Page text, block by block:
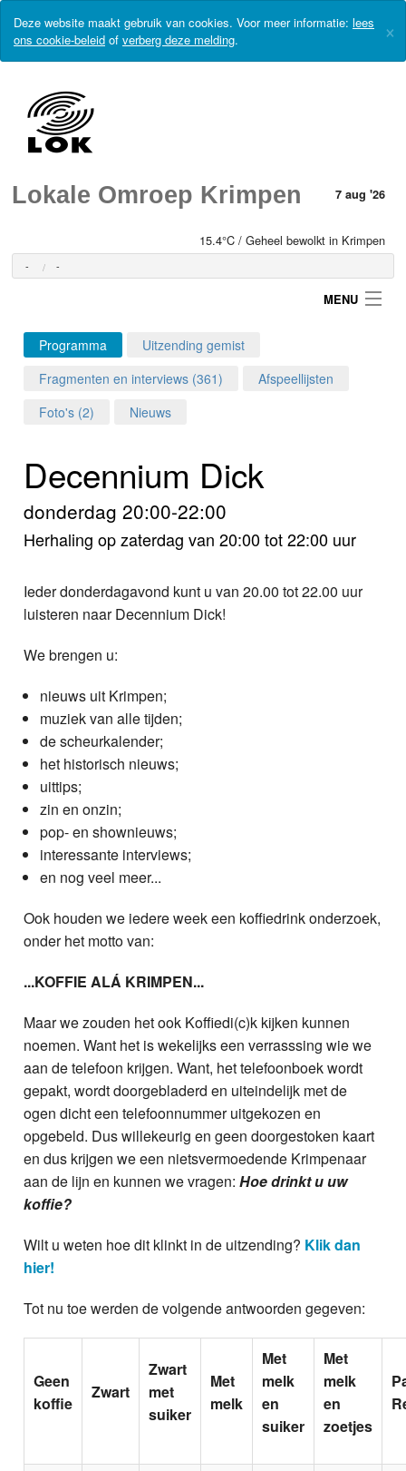
Deze website maakt gebruik van cookies. Voor meer informatie: lees
ons cookie-beleid of verberg deze melding. ×
Lokale Omroep Krimpen 7 aug '26
15.4°C / Geheel bewolkt in Krimpen
- -
MENU
Login
Home
Foto's
Video
Programma
Uitzending gemist
Fragmenten en interviews (361)
Afspeellijsten
Foto's (2)
Nieuws
Decennium Dick
donderdag 20:00-22:00
Herhaling op zaterdag van 20:00 tot 22:00 uur
Ieder donderdagavond kunt u van 20.00 tot 22.00 uur
luisteren naar Decennium Dick!
We brengen u:
nieuws uit Krimpen;
muziek van alle tijden;
de scheurkalender;
het historisch nieuws;
uittips;
zin en onzin;
pop- en shownieuws;
interessante interviews;
en nog veel meer...
Ook houden we iedere week een koffiedrink onderzoek,
onder het motto van:
...KOFFIE ALÁ KRIMPEN...
Maar we zouden het ook Koffiedi(c)k kijken kunnen
noemen. Want het is wekelijks een verrasssing wie we
aan de telefoon krijgen. Want, het telefoonboek wordt
gepakt, wordt doorgebladerd en uiteindelijk met de
ogen dicht een telefoonnummer uitgekozen en
opgebeld. Dus willekeurig en geen doorgestoken kaart
en dus krijgen we een nietsvermoedende Krimpenaar
aan de lijn en kunnen we vragen:Hoe drinkt u uw
koffie?
Wilt u weten hoe dit klinkt in de uitzending? Klik dan
hier!
Tot nu toe werden de volgende antwoorden gegeven:
Geen
koffie
Zwart
Zwart
met
suiker
Met
melk
Met
melk
en
suiker
Met
melk
en
zoetjes